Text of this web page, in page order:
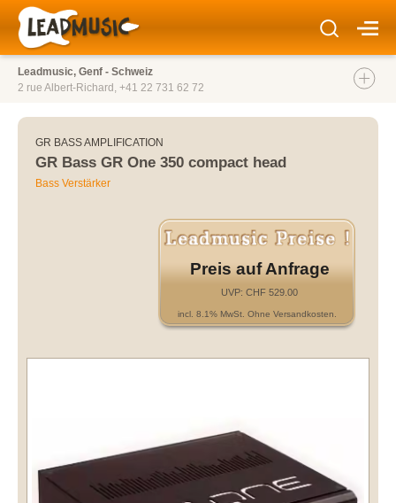
Leadmusic, Genf - Schweiz
2 rue Albert-Richard, +41 22 731 62 72
GR BASS AMPLIFICATION
GR Bass GR One 350 compact head
Bass Verstärker
Preis auf Anfrage
UVP: CHF 529.00
incl. 8.1% MwSt. Ohne Versandkosten.